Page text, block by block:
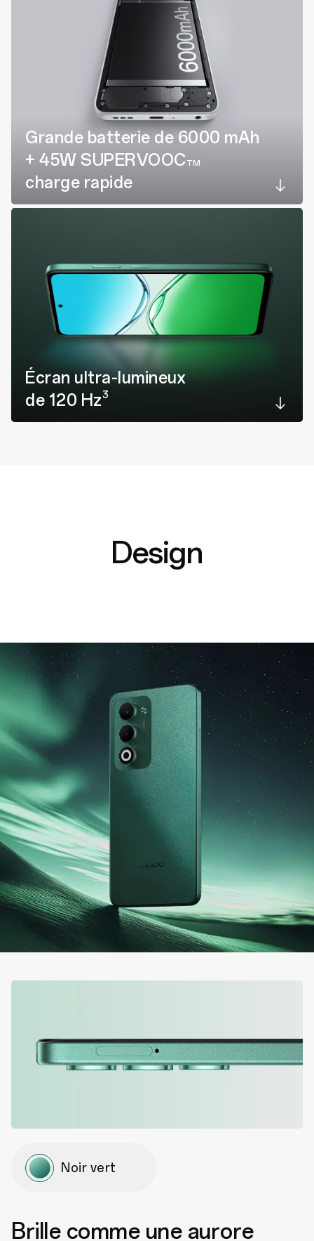
Grande batterie de 6000 mAh
+ 45WSUPERVOOCTM
charge rapide
Écran ultra-lumineux
de 120 Hz3
Design
Brille comme une aurore
Noir vert